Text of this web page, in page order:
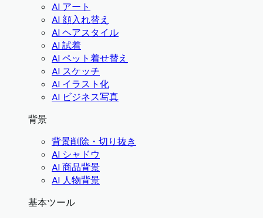
AI アート
AI 顔入れ替え
AI ヘアスタイル
AI 試着
AI ペット着せ替え
AI スケッチ
AI イラスト化
AI ビジネス写真
背景
背景削除・切り抜き
AI シャドウ
AI 商品背景
AI 人物背景
基本ツール